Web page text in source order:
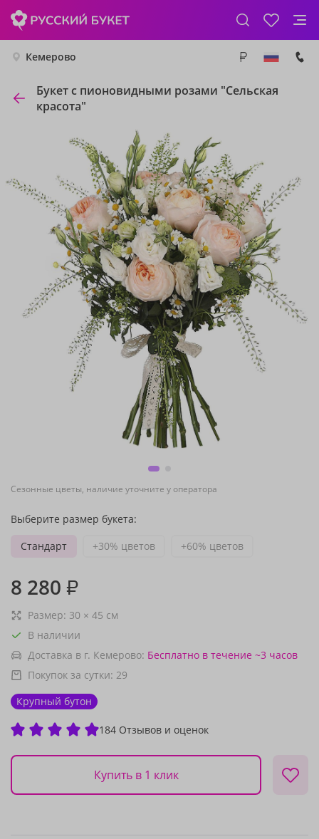
Кемерово
Букет с пионовидными розами "Сельская
красота"
Сезонные цветы, наличие уточните у оператора
Выберите размер букета:
Стандарт
+30% цветов +60% цветов
8 280 ₽
Размер: 30 × 45 см
В наличии
Доставка в г. Кемерово: Бесплатно в течение ~3 часов
Покупок за сутки: 29
Крупный бутон
184 Отзывов и оценок
Купить в 1 клик